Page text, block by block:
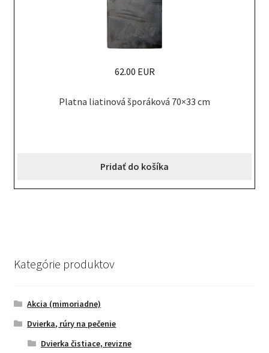
Platna liatinová šporáková 70×33 cm
62.00 EUR
Pridať do košíka
Kategórie produktov
Akcia (mimoriadne)
Dvierka, rúry na pečenie
Dvierka čistiace, revizne